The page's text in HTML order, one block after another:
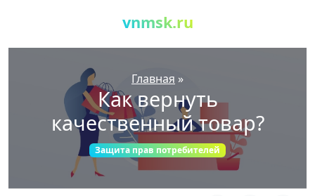
vnmsk.ru
Главная »
Как вернуть
качественный товар?
Защита прав потребителей